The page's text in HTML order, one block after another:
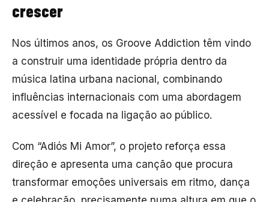
crescer
Nos últimos anos, os Groove Addiction têm vindo
a construir uma identidade própria dentro da
música latina urbana nacional, combinando
influências internacionais com uma abordagem
acessível e focada na ligação ao público.
Com “Adiós Mi Amor”, o projeto reforça essa
direção e apresenta uma canção que procura
transformar emoções universais em ritmo, dança